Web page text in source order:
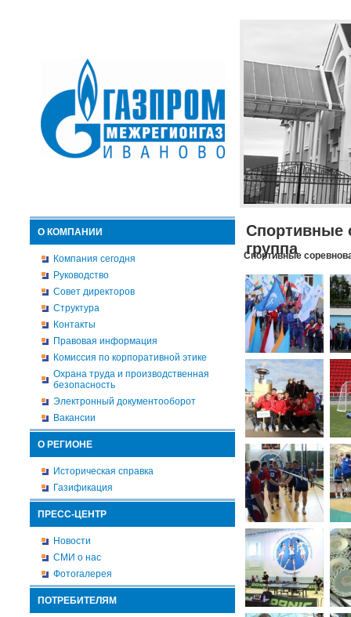
О КОМПАНИИ
Компания сегодня
Руководство
Совет директоров
Структура
Контакты
Правовая информация
Комиссия по корпоративной этике
Охрана труда и производственная
безопасность
Электронный документооборот
Вакансии
О РЕГИОНЕ
Историческая справка
Газификация
ПРЕСС-ЦЕНТР
Новости
СМИ о нас
Фотогалерея
ПОТРЕБИТЕЛЯМ
Спортивные
группа
Спортивные